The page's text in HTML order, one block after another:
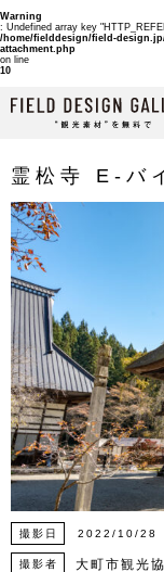
Warning
: Undefined array key
/home/fielddesign/field-
attachment.php
on line
10
霊松寺 E-バ
撮影日 2022/10/28
撮影者 大町市観光